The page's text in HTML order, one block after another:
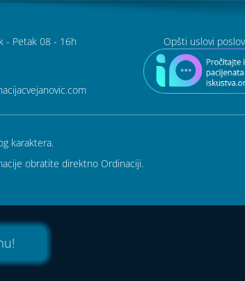
- Petak 08 - 16h
cvejanovic.com
Opšti uslovi
karaktera.
obratite direktno Ordinaciji.